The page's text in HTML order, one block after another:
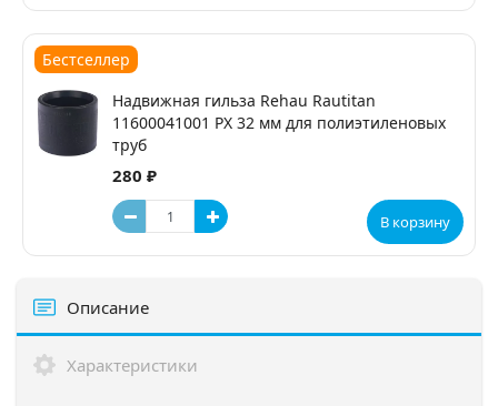
Бестселлер
Надвижная гильза Rehau Rautitan
11600041001 PX 32 мм для полиэтиленовых
труб
280 ₽
В корзину
Описание
Характеристики